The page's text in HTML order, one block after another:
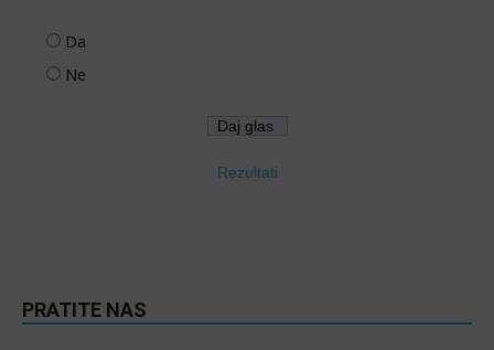
Da
Ne
Rezultati
PRATITE NAS